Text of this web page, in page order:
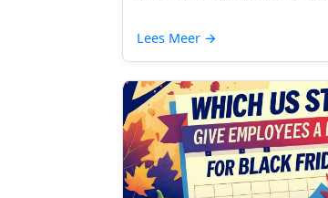
Lees Meer →